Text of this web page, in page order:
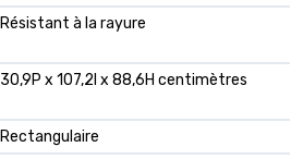
Résistant à la rayure
30,9P x 107,2l x 88,6H centimètres
Rectangulaire